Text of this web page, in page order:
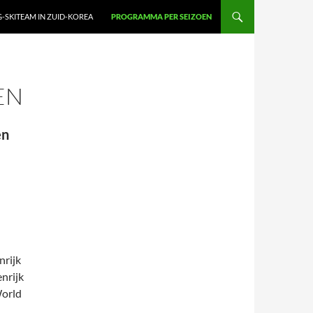
SKITEAM IN ZUID-KOREA PROGRAMMA PER SEIZOEN